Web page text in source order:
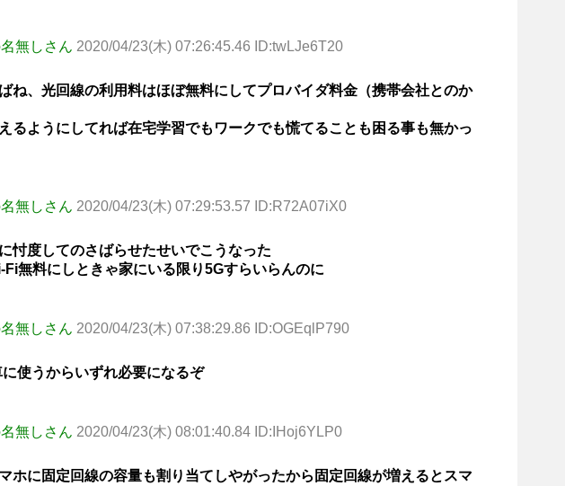
無しさん 2020/04/23(木) 07:26:45.46 ID:twLJe6T20
ね、光回線の利用料はほぼ無料にしてプロバイダ料金（携帯会社とのか
るようにしてれば在宅学習でもワークでも慌てることも困る事も無かっ
無しさん 2020/04/23(木) 07:29:53.57 ID:R72A07iX0
忖度してのさばらせたせいでこうなった
Fi無料にしときゃ家にいる限り5Gすらいらんのに
無しさん 2020/04/23(木) 07:38:29.86 ID:OGEqlP790
使うからいずれ必要になるぞ
無しさん 2020/04/23(木) 08:01:40.84 ID:IHoj6YLP0
ホに固定回線の容量も割り当てしやがったから固定回線が増えるとスマ